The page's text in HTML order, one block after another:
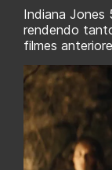
Indiana Jones
rendendo
filmes